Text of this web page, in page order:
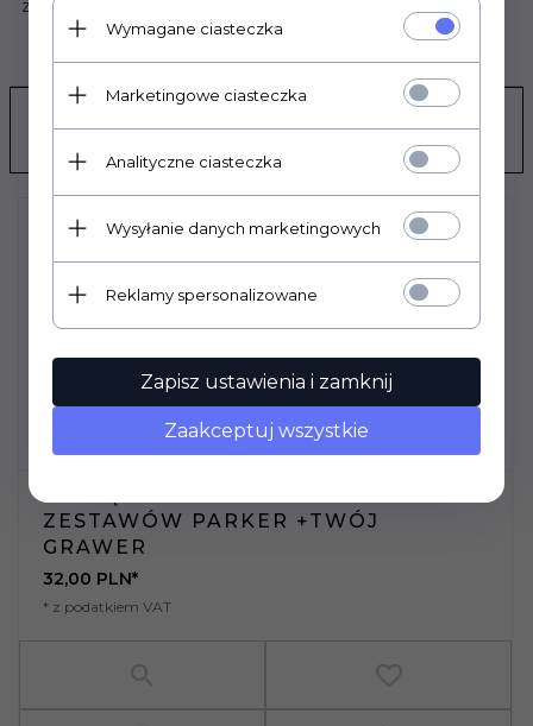
zdjęciach, nie wchodzą w skład produktu.
OPINIE KLIENTÓW
POLECAMY
ZESTAWÓW PARKER +TWÓJ
GRAWER
32,00 PLN*
* z podatkiem VAT
Wymagane ciasteczka
Marketingowe ciasteczka
Analityczne ciasteczka
Wysyłanie danych marketingowych
Reklamy spersonalizowane
Zapisz ustawienia i zamknij
Zaakceptuj wszystkie